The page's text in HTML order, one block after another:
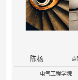
陈杨 点
电气工程学院